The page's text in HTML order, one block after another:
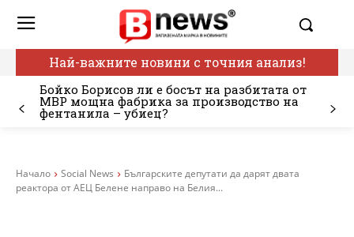
Най-важните новини с точния анализ!
Бойко Борисов ли е босът на разбитата от
МВР мощна фабрика за производство на
фентанила – убиец?
Начало Social News
Българските депутати да дарят двата
реактора от АЕЦ Белене направо на Белия...